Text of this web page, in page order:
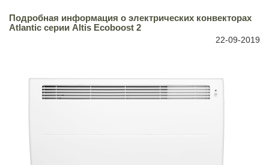
Подробная информация о электрических конвекторах
Atlantic серии Altis Ecoboost 2
22-09-2019